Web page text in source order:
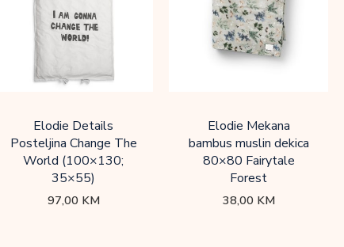
Elodie Details
Posteljina Change The
World (100×130;
35×55)
97,00 KM
Elodie Mekana
bambus muslin dekica
80×80 Fairytale
Forest
38,00 KM